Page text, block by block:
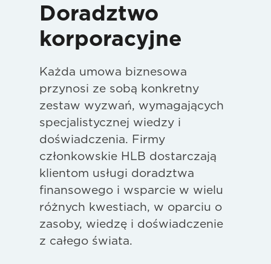
Doradztwo
korporacyjne
Każda umowa biznesowa
przynosi ze sobą konkretny
zestaw wyzwań, wymagających
specjalistycznej wiedzy i
doświadczenia. Firmy
członkowskie HLB dostarczają
klientom usługi doradztwa
finansowego i wsparcie w wielu
różnych kwestiach, w oparciu o
zasoby, wiedzę i doświadczenie
z całego świata.